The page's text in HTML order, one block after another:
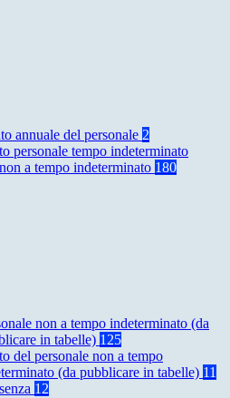
annuale del personale 2
personale tempo indeterminato
a tempo indeterminato 180
non a tempo indeterminato (da
in tabelle) 125
del personale non a tempo
(da pubblicare in tabelle) 11
12